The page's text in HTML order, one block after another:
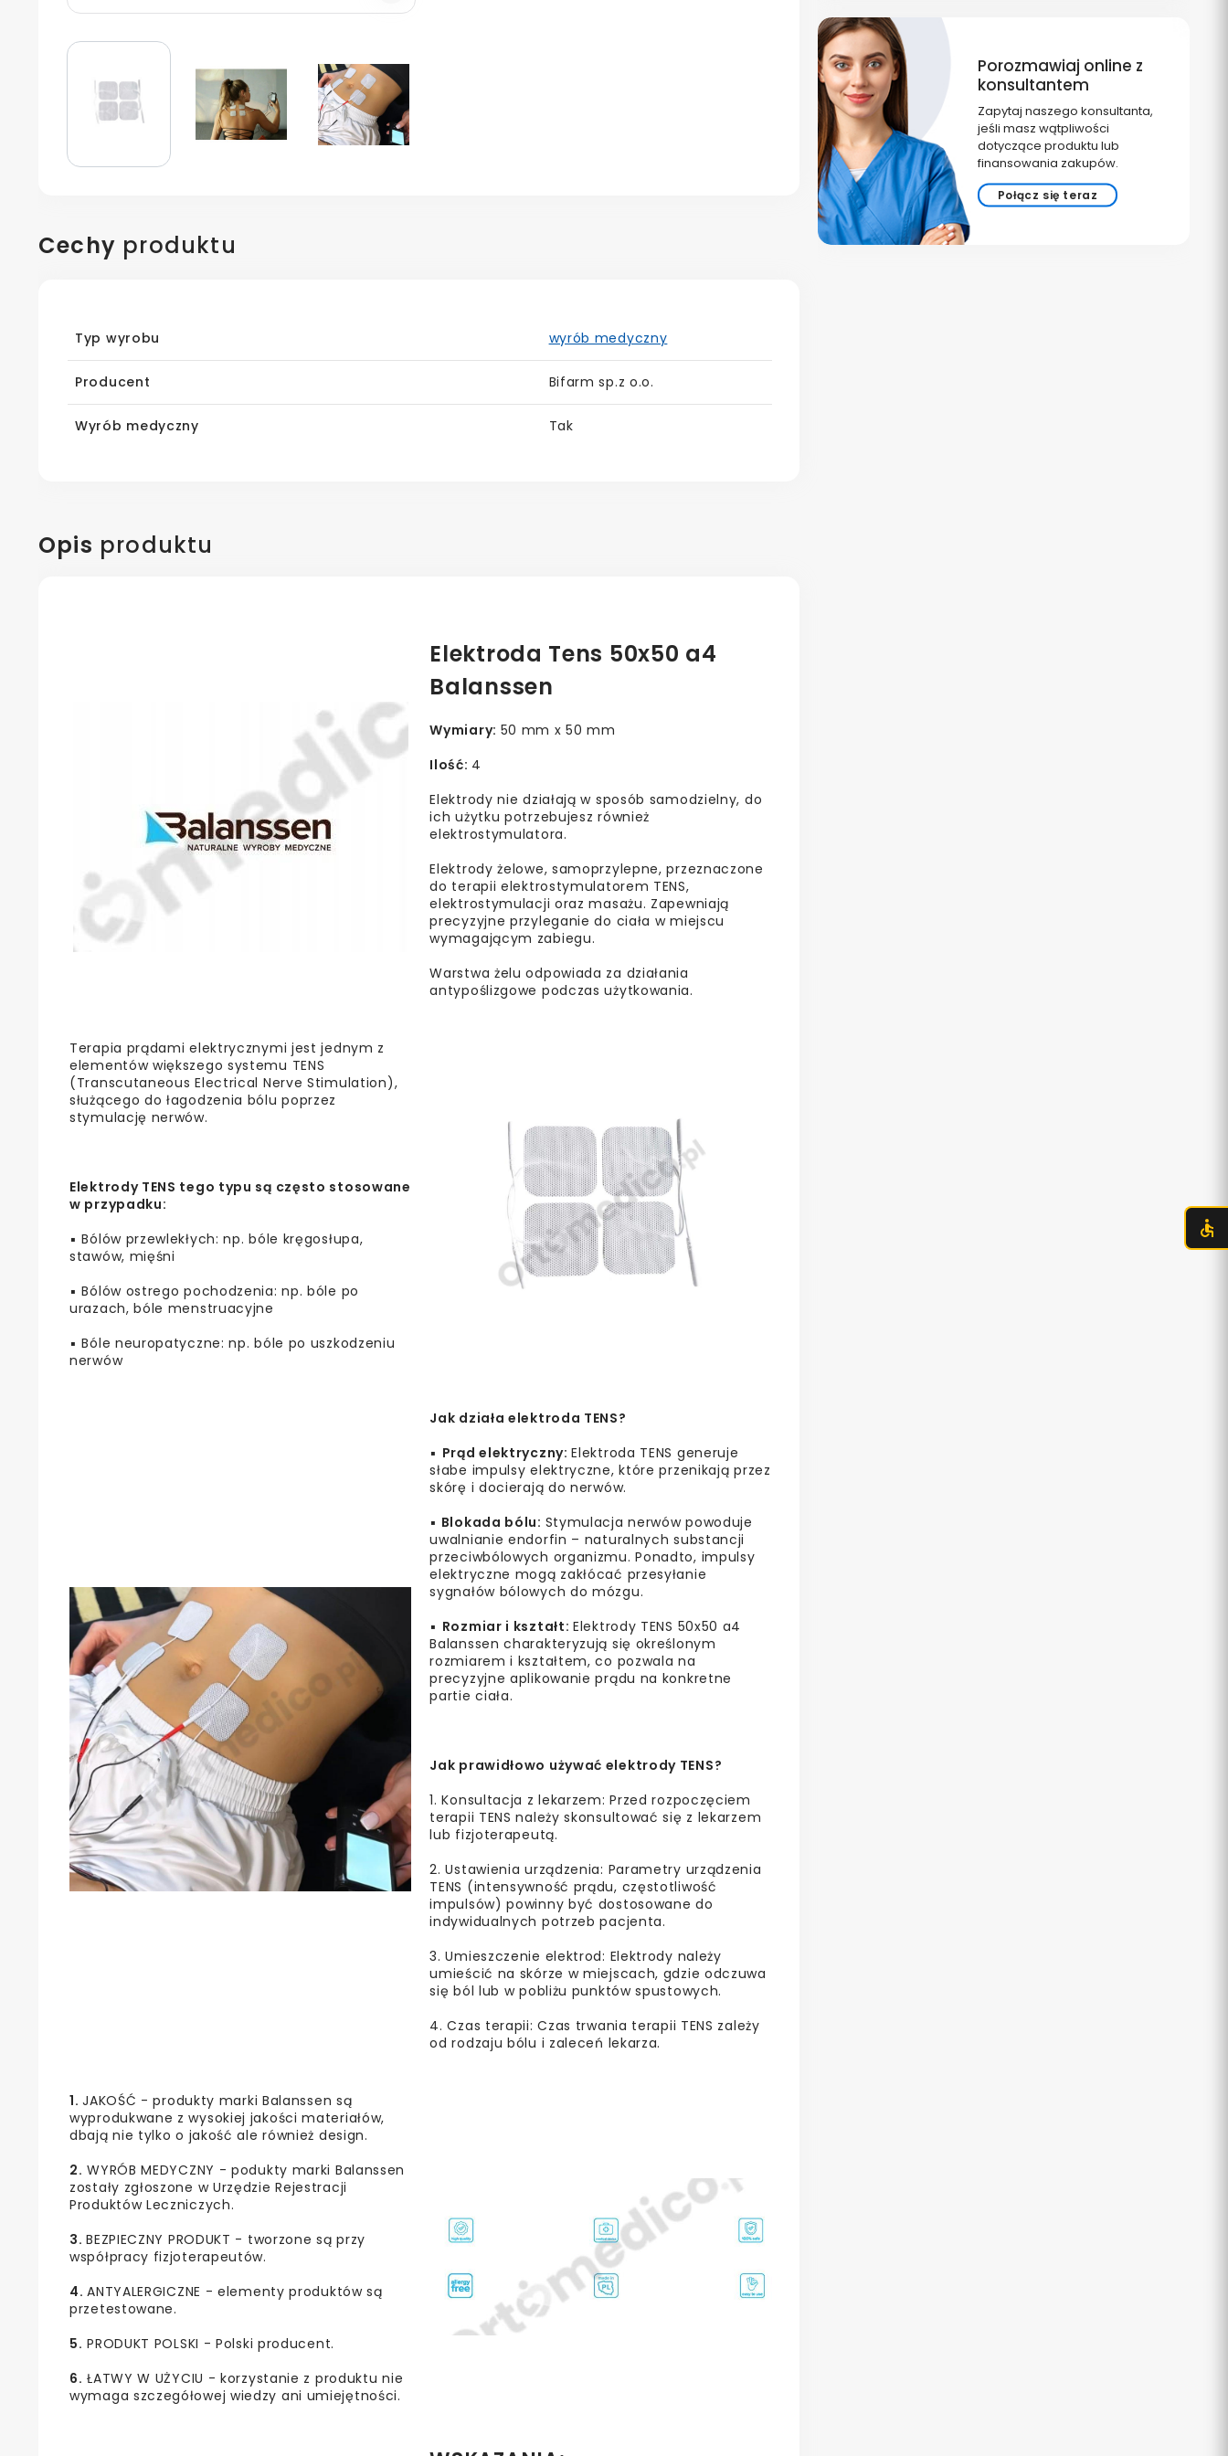
Porozmawiaj online z
konsultantem
Zapytaj naszego konsultanta,
jeśli masz wątpliwości
dotyczące produktu lub
finansowania zakupów.
Połącz się teraz
Cechy produktu
Typ wyrobu wyrób medyczny
Producent Bifarm sp.z o.o.
Wyrób medyczny Tak
Opis produktu
Elektroda Tens 50x50 a4
Balanssen
Wymiary: 50 mm x 50 mm
Ilość: 4
Elektrody nie działają w sposób samodzielny, do
ich użytku potrzebujesz również
elektrostymulatora.
Elektrody żelowe, samoprzylepne, przeznaczone
do terapii elektrostymulatorem TENS,
elektrostymulacji oraz masażu. Zapewniają
precyzyjne przyleganie do ciała w miejscu
wymagającym zabiegu.
Warstwa żelu odpowiada za działania
antypoślizgowe podczas użytkowania.
Terapia prądami elektrycznymi jest jednym z
elementów większego systemu TENS
(Transcutaneous Electrical Nerve Stimulation),
służącego do łagodzenia bólu poprzez
stymulację nerwów.
Elektrody TENS tego typu są często stosowane
w przypadku:
▪️ Bólów przewlekłych: np. bóle kręgosłupa,
stawów, mięśni
▪️ Bólów ostrego pochodzenia: np. bóle po
urazach, bóle menstruacyjne
▪️ Bóle neuropatyczne: np. bóle po uszkodzeniu
nerwów
Jak działa elektroda TENS?
▪️ Prąd elektryczny:Elektroda TENS generuje
słabe impulsy elektryczne, które przenikają przez
skórę i docierają do nerwów.
▪️ Blokada bólu: Stymulacja nerwów powoduje
uwalnianie endorfin – naturalnych substancji
przeciwbólowych organizmu. Ponadto, impulsy
elektryczne mogą zakłócać przesyłanie
sygnałów bólowych do mózgu.
▪️ Rozmiar i kształt:Elektrody TENS 50x50 a4
Balanssen charakteryzują się określonym
rozmiarem i kształtem, co pozwala na
precyzyjne aplikowanie prądu na konkretne
partie ciała.
Jak prawidłowo używać elektrody TENS?
1. Konsultacja z lekarzem: Przed rozpoczęciem
terapii TENS należy skonsultować się z lekarzem
lub fizjoterapeutą.
2. Ustawienia urządzenia: Parametry urządzenia
TENS (intensywność prądu, częstotliwość
impulsów) powinny być dostosowane do
indywidualnych potrzeb pacjenta.
3. Umieszczenie elektrod: Elektrody należy
umieścić na skórze w miejscach, gdzie odczuwa
się ból lub w pobliżu punktów spustowych.
4. Czas terapii: Czas trwania terapii TENS zależy
od rodzaju bólu i zaleceń lekarza.
1.JAKOŚĆ - produkty marki Balanssen są
wyprodukwane z wysokiej jakości materiałów,
dbają nie tylko o jakość ale również design.
2. WYRÓB MEDYCZNY - podukty marki Balanssen
zostały zgłoszone w Urzędzie Rejestracji
Produktów Leczniczych.
3.BEZPIECZNY PRODUKT - tworzone są przy
współpracy fizjoterapeutów.
4.ANTYALERGICZNE - elementy produktów są
przetestowane.
5. PRODUKT POLSKI - Polski producent.
6. ŁATWY W UŻYCIU - korzystanie z produktu nie
wymaga szczegółowej wiedzy ani umiejętności.